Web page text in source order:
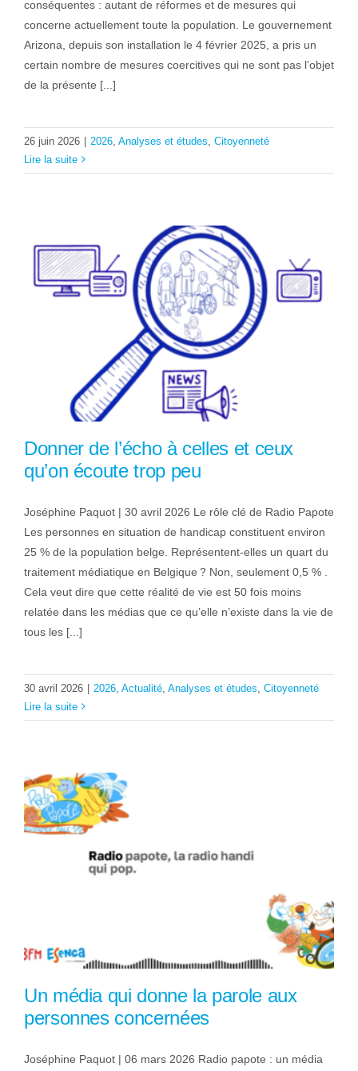
conséquentes : autant de réformes et de mesures qui
concerne actuellement toute la population. Le gouvernement
Arizona, depuis son installation le 4 février 2025, a pris un
certain nombre de mesures coercitives qui ne sont pas l’objet
de la présente [...]
26 juin 2026 2026 Analyses et études Citoyenneté
Lire la suite
Donner de l’écho à celles et ceux
qu’on écoute trop peu
Joséphine Paquot | 30 avril 2026 Le rôle clé de Radio Papote
Les personnes en situation de handicap constituent environ
25 % de la population belge. Représentent-elles un quart du
traitement médiatique en Belgique ? Non, seulement 0,5 % .
Cela veut dire que cette réalité de vie est 50 fois moins
relatée dans les médias que ce qu’elle n’existe dans la vie de
tous les [...]
30 avril 2026 | 2026 Actualité Analyses et études Citoyenneté
Lire la suite
Un média qui donne la parole aux
personnes concernées
Joséphine Paquot | 06 mars 2026 Radio papote : un média